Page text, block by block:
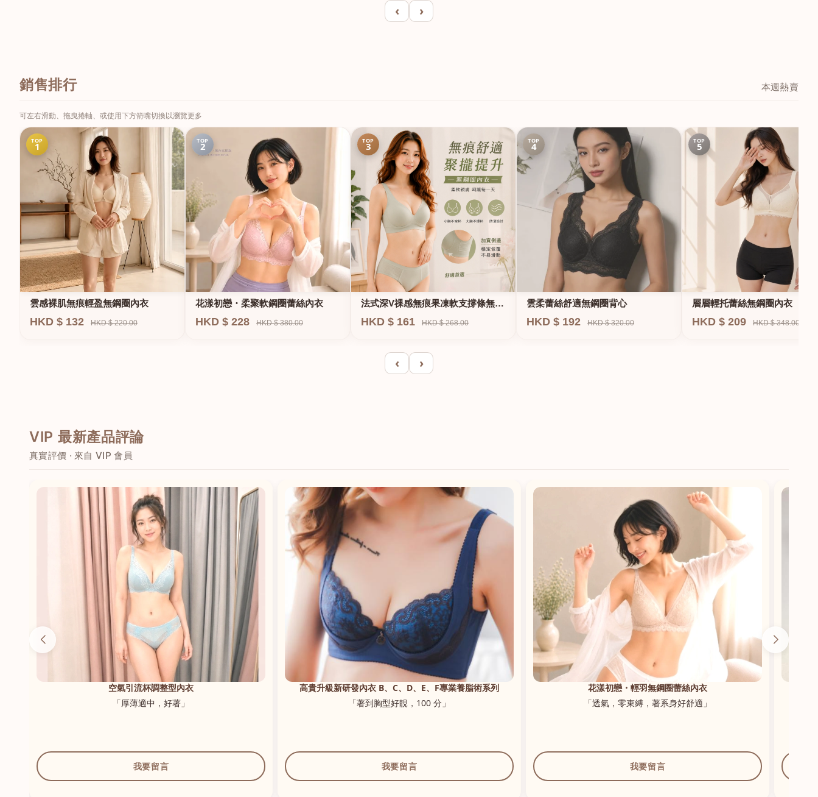
‹ ›
銷售排行 本週熱賣
可左右滑動、拖曳捲軸、或使用下方箭嘴切換以瀏覽更多
TOP
1
雲感裸肌無痕輕盈無鋼圈內衣
HKD $ 132 HKD $ 220.00
TOP
2
花漾初戀・柔聚軟鋼圈蕾絲內衣
HKD $ 228 HKD $ 380.00
TOP
3
法式深V祼感無痕果凍軟支撐條無鋼
圈內衣
HKD $ 161 HKD $ 268.00
TOP
4
雲柔蕾絲舒適無鋼圈背心
HKD $ 192 HKD $ 320.00
TOP
5
層層輕托蕾絲無鋼圈內衣
HKD $ 209 HKD $ 348.00
‹ ›
VIP 最新產品評論
真實評價 · 來自 VIP 會員
空氣引流杯調整型內衣
「厚薄適中，好著」
我要留言
高貴升級新研發內衣 B、C、D、E、F專業養脂術系列
「著到胸型好靚，100 分」
我要留言
花漾初戀・輕羽無鋼圈蕾絲內衣
「透氣，零束縛，著系身好舒適」
我要留言